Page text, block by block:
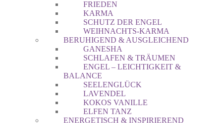
FRIEDEN
KARMA
SCHUTZ DER ENGEL
WEIHNACHTS-KARMA
BERUHIGEND & AUSGLEICHEND
GANESHA
SCHLAFEN & TRÄUMEN
ENGEL – LEICHTIGKEIT &
BALANCE
SEELENGLÜCK
LAVENDEL
KOKOS VANILLE
ELFEN TANZ
ENERGETISCH & INSPIRIEREND